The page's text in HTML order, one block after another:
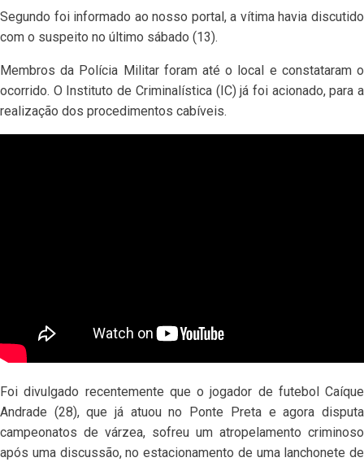
Segundo foi informado ao nosso portal, a vítima havia discutido
com o suspeito no último sábado (13).
Membros da Polícia Militar foram até o local e constataram o
ocorrido. O Instituto de Criminalística (IC) já foi acionado, para a
realização dos procedimentos cabíveis.
Foi divulgado recentemente que o jogador de futebol Caíque
Andrade (28), que já atuou no Ponte Preta e agora disputa
campeonatos de várzea, sofreu um atropelamento criminoso
após uma discussão, no estacionamento de uma lanchonete de